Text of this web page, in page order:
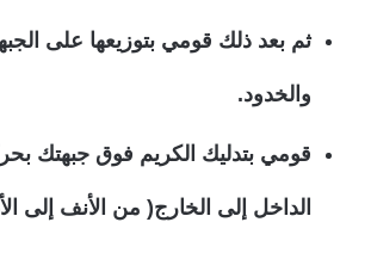
ثم بعد ذلك قومي بتوزيعها على
والخدود.
قومي بتدليك الكريم فوق جبهتك
الداخل إلى الخارج( من الأنف إلى